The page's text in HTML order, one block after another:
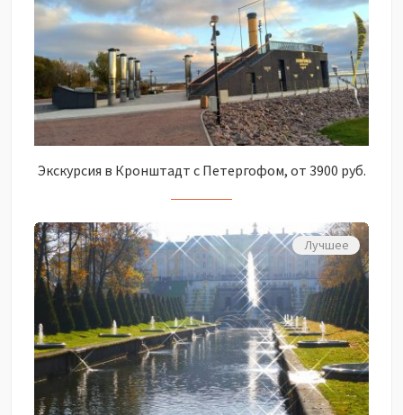
Экскурсия в Кронштадт с Петергофом, от 3900 руб.
Лучшее